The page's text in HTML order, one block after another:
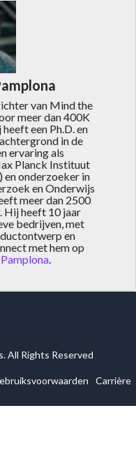
van Mind the
meer dan 400K
een Ph.D. en
in de
ervaring als
Planck Instituut
onderzoeker in
en Onderwijs
meer dan 2500
Hij heeft 10 jaar
bedrijven, met
en
met hem op
All Rights Reserved
Carrière